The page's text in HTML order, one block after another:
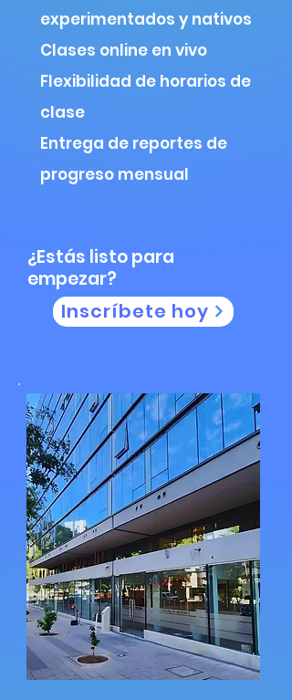
experimentados y nativos
Clases online en vivo
Flexibilidad de horarios de
clase
Entrega de reportes de
progreso mensual
¿Estás listo para
empezar?
Inscríbete hoy